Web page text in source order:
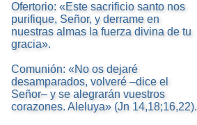
Ofertorio: «Este sacrificio santo nos
purifique, Señor, y derrame en
nuestras almas la fuerza divina de tu
gracia».
Comunión: «No os dejaré
desamparados, volveré –dice el
Señor– y se alegrarán vuestros
corazones. Aleluya» (Jn 14,18;16,22).